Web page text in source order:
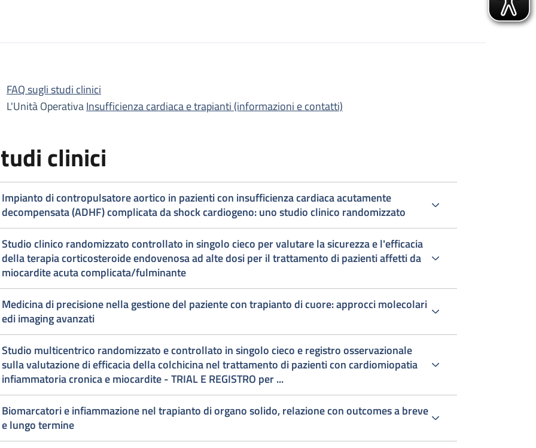
cardiaca e trapianti
cardiaca e trapianti
FAQ sugli studi clinici
L'Unità OperativaInsufficienza cardiaca e trapianti (informazioni e contatti)
clinici
Impianto di contropulsatore aortico in pazienti con insufficienza cardiaca acutamente
decompensata (ADHF) complicata da shock cardiogeno: uno studio clinico randomizzato
Studio clinico randomizzato controllato in singolo cieco per valutare la sicurezza e l'efficacia
della terapia corticosteroide endovenosa ad alte dosi per il trattamento di pazienti affetti da
miocardite acuta complicata/fulminante
Medicina di precisione nella gestione del paziente con trapianto di cuore: approcci molecolari
edi imaging avanzati
Studio multicentrico randomizzato e controllato in singolo cieco e registro osservazionale
sulla valutazione di efficacia della colchicina nel trattamento di pazienti con cardiomiopatia
infiammatoria cronica e miocardite - TRIAL E REGISTRO per ...
Biomarcatori e infiammazione nel trapianto di organo solido, relazione con outcomes a breve
e lungo termine